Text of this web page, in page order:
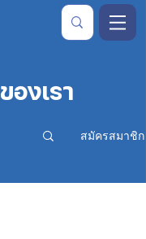
ของเรา
สมัครสมาชิก